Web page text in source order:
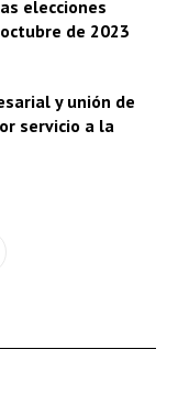
elecciones
de 2023
y unión de
servicio a la